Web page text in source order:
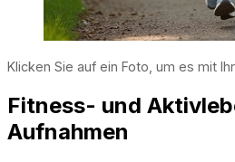
Klicken Sie auf ein Foto, um es mit
Fitness- und
Aufnahmen